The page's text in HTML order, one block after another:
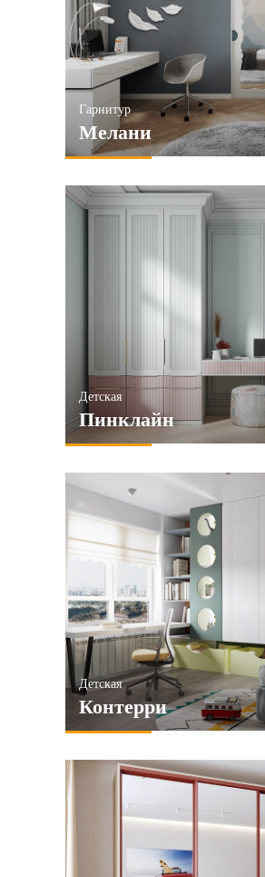
Гарнитур
Мелани
Детская
Пинклайн
Детская
Контерри